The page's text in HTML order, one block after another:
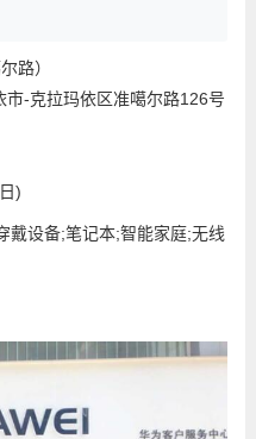
路）
-克拉玛依区准噶尔路126号
)
戴设备;笔记本;智能家庭;无线